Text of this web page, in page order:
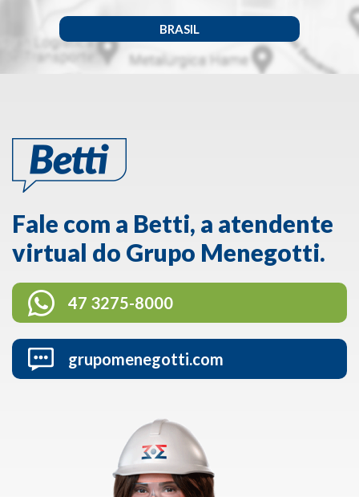
BRASIL
Fale com a Betti, a atendente
virtual do Grupo Menegotti.
47 3275-8000
grupomenegotti.com